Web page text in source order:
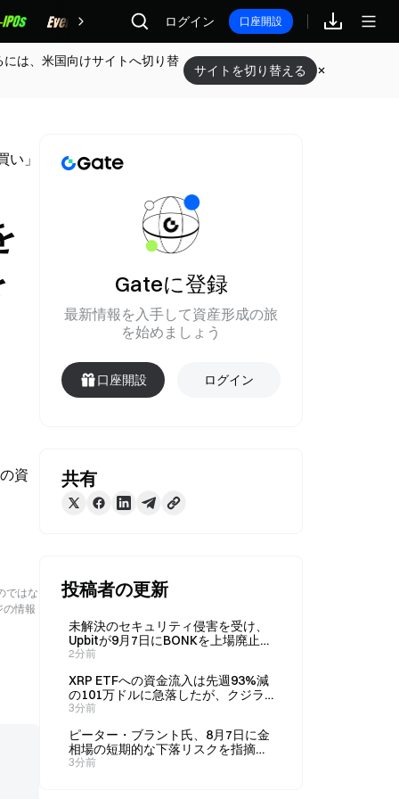
報酬 ログイン 口座開設
は、米国向けサイトへ切り替
サイトを切り替える
い」を維持
資
ではな
の情報
Gateに登録
最新情報を入手して資産形成の旅
を始めましょう
口座開設 ログイン
共有
投稿者の更新
未解決のセキュリティ侵害を受け、
Upbitが9月7日にBONKを上場廃止、
価格は30.5％下落
2分前
XRP ETFへの資金流入は先週93%減
の101万ドルに急落したが、クジラ
は押し目買いを行った
3分前
ピーター・ブラント氏、8月7日に金
相場の短期的な下落リスクを指摘、
目標価格は4,517～4,830ドル
3分前